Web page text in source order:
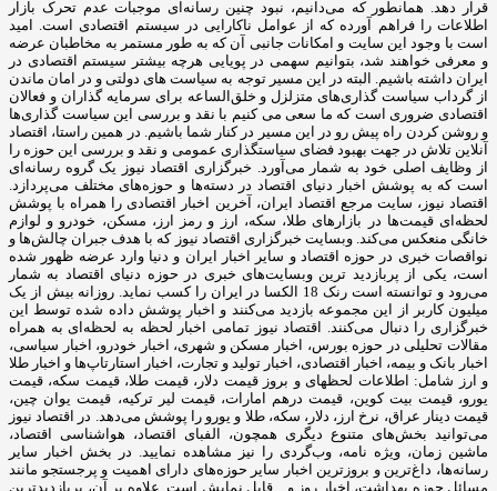
قرار دهد. همانطور که می‌دانیم، نبود چنین رسانه‌ای موجبات عدم تحرک بازار
اطلاعات را فراهم آورده که از عوامل ناکارایی در سیستم اقتصادی است. امید
است با وجود این سایت و امکانات جانبی آن که به طور مستمر به مخاطبان عرضه
و معرفی خواهند شد، بتوانیم سهمی در پویایی هرچه بیشتر سیستم اقتصادی در
ایران داشته باشیم. البته در این مسیر توجه به سیاست های دولتی و در امان ماندن
از گرداب سیاست گذاری‌های متزلزل و خلق‌الساعه برای سرمایه گذاران و فعالان
اقتصادی ضروری است که ما سعی می کنیم با نقد و بررسی این سیاست گذاری‌ها
و روشن کردن راه پیش رو در این مسیر در کنار شما باشیم. در همین راستا، اقتصاد
آنلاین تلاش در جهت بهبود فضای سیاستگذاری عمومی و نقد و بررسی این حوزه را
از وظایف اصلی خود به شمار می‌آورد. خبرگزاری اقتصاد نیوز یک گروه رسانه‌ای
است که به پوشش اخبار دنیای اقتصاد در دسته‌ها و حوزه‌های مختلف می‌پردازد.
اقتصاد نیوز، سایت مرجع اقتصاد ایران، آخرین اخبار اقتصادی را همراه با پوشش
لحظه‌ای قیمت‌ها در بازارهای طلا، سکه، ارز و رمز ارز، مسکن، خودرو و لوازم
خانگی منعکس می‌کند. وبسایت خبرگزاری اقتصاد نیوز که با هدف جبران چالش‌ها و
نواقصات خبری در حوزه اقتصاد و سایر اخبار ایران و دنیا وارد عرضه ظهور شده
است، یکی از پربازدید ترین وبسایت‌های خبری در حوزه دنیای اقتصاد به شمار
می‌رود و توانسته است رنک 18 الکسا در ایران را کسب نماید. روزانه بیش از یک
میلیون کاربر از این مجموعه بازدید می‌کنند و اخبار پوشش داده شده توسط این
خبرگزاری را دنبال می‌کنند. اقتصاد نیوز تمامی اخبار لحظه به لحظه‌ای به همراه
مقالات تحلیلی در حوزه بورس، اخبار مسکن و شهری، اخبار خودرو، اخبار سیاسی،
اخبار بانک و بیمه، اخبار اقتصادی، اخبار تولید و تجارت، اخبار استارتاپ‌ها و اخبار طلا
و ارز شامل: اطلاعات لحظهای و بروز قیمت دلار، قیمت طلا، قیمت سکه، قیمت
یورو، قیمت بیت کوین، قیمت درهم امارات، قیمت لیر ترکیه، قیمت یوان چین،
قیمت دینار عراق، نرخ ارز، دلار، سکه، طلا و یورو را پوشش می‌دهد. در اقتصاد نیوز
می‌توانید بخش‌های متنوع دیگری همچون، الفبای اقتصاد، هواشناسی اقتصاد،
ماشین زمان، ویژه نامه، وب‌گردی را نیز مشاهده نمایید. در بخش اخبار سایر
رسانه‌ها، داغ‌ترین و بروزترین اخبار سایر حوزه‌های دارای اهمیت و پرجستجو مانند
مسائل حوزه بهداشت، اخبار روز و... قابل نمایش است. علاوه بر آن، پربازدیدترین